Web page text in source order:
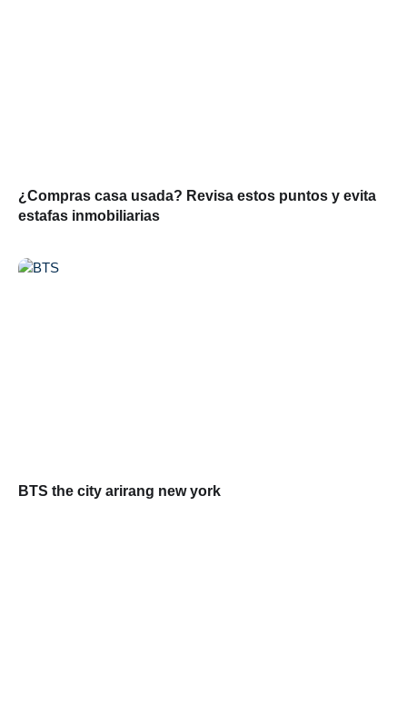
¿Compras casa usada? Revisa estos puntos y evita
estafas inmobiliarias
BTS the city arirang new york